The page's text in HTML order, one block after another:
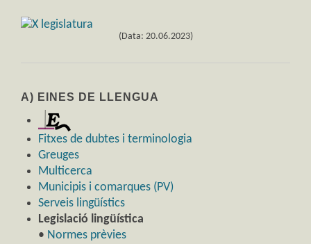
(Data: 20.06.2023)
A) EINES DE LLENGUA
Fitxes de dubtes i terminologia
Greuges
Multicerca
Municipis i comarques (PV)
Serveis lingüístics
Legislació lingüística
• Normes prèvies